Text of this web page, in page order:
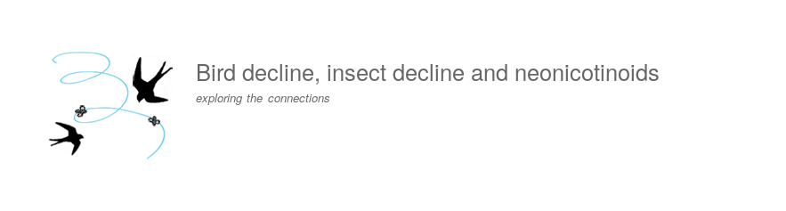
de
menu
Bird decline, insect decline and neonicotinoids
exploring the connections